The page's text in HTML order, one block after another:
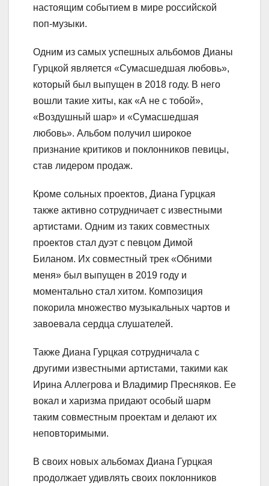
настоящим событием в мире российской
поп-музыки.
Одним из самых успешных альбомов Дианы
Гурцкой является «Сумасшедшая любовь»,
который был выпущен в 2018 году. В него
вошли такие хиты, как «А не с тобой»,
«Воздушный шар» и «Сумасшедшая
любовь». Альбом получил широкое
признание критиков и поклонников певицы,
став лидером продаж.
Кроме сольных проектов, Диана Гурцкая
также активно сотрудничает с известными
артистами. Одним из таких совместных
проектов стал дуэт с певцом Димой
Биланом. Их совместный трек «Обними
меня» был выпущен в 2019 году и
моментально стал хитом. Композиция
покорила множество музыкальных чартов и
завоевала сердца слушателей.
Также Диана Гурцкая сотрудничала с
другими известными артистами, такими как
Ирина Аллегрова и Владимир Пресняков. Ее
вокал и харизма придают особый шарм
таким совместным проектам и делают их
неповторимыми.
В своих новых альбомах Диана Гурцкая
продолжает удивлять своих поклонников